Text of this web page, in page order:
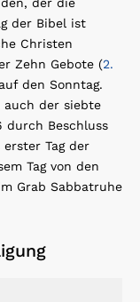
der Bibel ist
Christen
Zehn Gebote (2.
den Sonntag.
auch der siebte
durch Beschluss
Tag der
Tag von den
Grab Sabbatruhe